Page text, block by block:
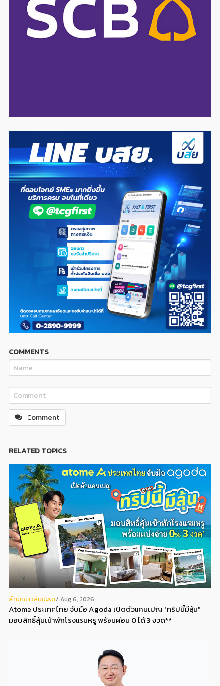
COMMENTS
Comment
RELATED TOPICS
สํานักข่าวสับปะรด Aug 6, 2026
Atome ประเทศไทย จับมือ Agoda เปิดตัวแคมเปญ "ทริปนี้มีลุ้น"
มอบสิทธิ์ลุ้นเข้าพักโรงแรมหรู พร้อมผ่อน 0 ได้ 3 งวด**